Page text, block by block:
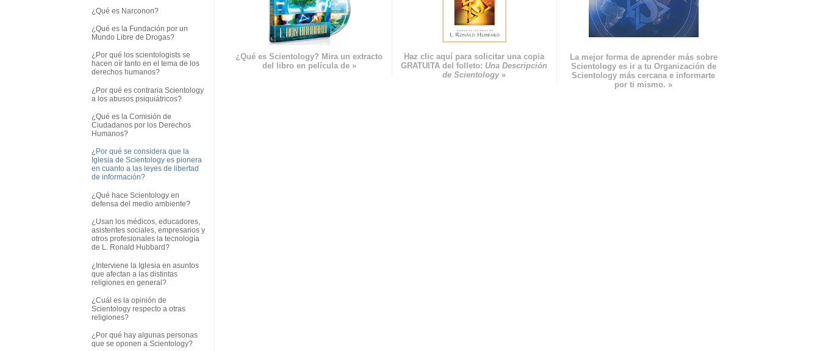
¿Qué es Scientology? Mira un extracto
del libro en película de »
Haz clic aquí para solicitar una copia
GRATUITA del folleto: Una Descripción
de Scientology»
La mejor forma de aprender más sobre
Scientology es ir a tu Organización de
Scientology más cercana e informarte
por ti mismo. »
¿Qué es Narconon?
¿Qué es la Fundación por un
Mundo Libre de Drogas?
¿Por qué los scientologists se
hacen oír tanto en el tema de los
derechos humanos?
¿Por qué es contraria Scientology
a los abusos psiquiátricos?
¿Qué es la Comisión de
Ciudadanos por los Derechos
Humanos?
¿Por qué se considera que la
Iglesia de Scientology es pionera
en cuanto a las leyes de libertad
de información?
¿Qué hace Scientology en
defensa del medio ambiente?
¿Usan los médicos, educadores,
asistentes sociales, empresarios y
otros profesionales la tecnología
de L. Ronald Hubbard?
¿Interviene la Iglesia en asuntos
que afectan a las distintas
religiones en general?
¿Cuál es la opinión de
Scientology respecto a otras
religiones?
¿Por qué hay algunas personas
que se oponen a Scientology?